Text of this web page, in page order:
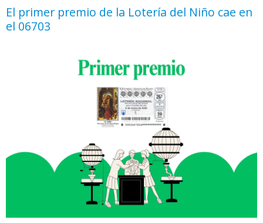
El primer premio de la Lotería del Niño cae en
el 06703